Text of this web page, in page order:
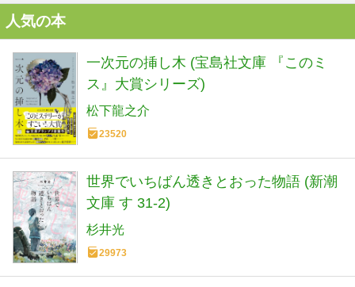
人気の本
一次元の挿し木 (宝島社文庫 『このミ
ス』大賞シリーズ)
松下龍之介
23520
世界でいちばん透きとおった物語 (新潮
文庫 す 31-2)
杉井光
29973